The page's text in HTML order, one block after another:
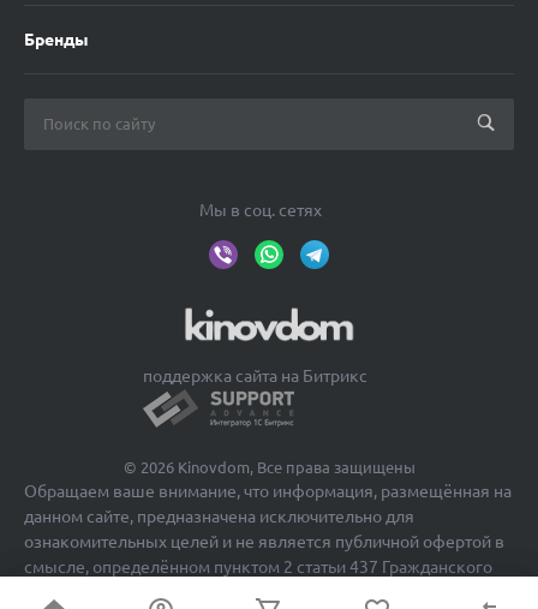
Бренды
Мы в соц. сетях
© 2026 Kinovdom, Все права защищены
поддержка сайта на Битрикс
Обращаем ваше внимание, что информация, размещённая на
данном сайте, предназначена исключительно для
ознакомительных целей и не является публичной офертой в
смысле, определённом пунктом 2 статьи 437 Гражданского